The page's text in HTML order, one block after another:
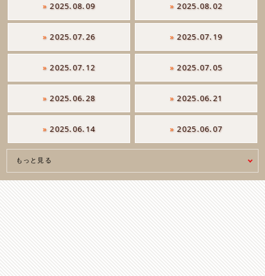
» 2025.08.09 » 2025.08.02
» 2025.07.26 » 2025.07.19
» 2025.07.12 » 2025.07.05
» 2025.06.28 » 2025.06.21
» 2025.06.14 » 2025.06.07
もっと見る